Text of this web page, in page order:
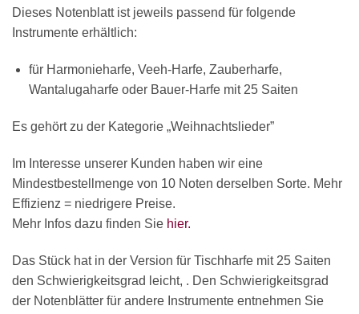
Dieses Notenblatt ist jeweils passend für folgende
Instrumente erhältlich:
für Harmonieharfe, Veeh-Harfe, Zauberharfe,
Wantalugaharfe oder Bauer-Harfe mit 25 Saiten
Es gehört zu der Kategorie „Weihnachtslieder”
Im Interesse unserer Kunden haben wir eine
Mindestbestellmenge von 10 Noten derselben Sorte. Mehr
Effizienz = niedrigere Preise.
Mehr Infos dazu finden Sie hier.
Das Stück hat in der Version für Tischharfe mit 25 Saiten
den Schwierigkeitsgrad leicht, . Den Schwierigkeitsgrad
der Notenblätter für andere Instrumente entnehmen Sie